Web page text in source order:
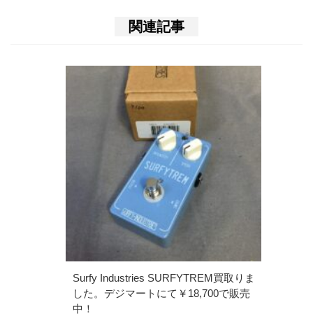
関連記事
Surfy Industries SURFYTREM買取りま
した。デジマートにて￥18,700で販売
中！